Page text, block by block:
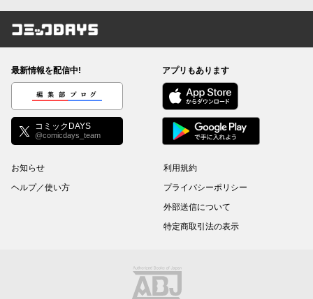
コミックDAYS
最新情報を配信中!
編集部ブログ
コミックDAYS
@comicdays_team
アプリもあります
お知らせ
ヘルプ／使い方
利用規約
プライバシーポリシー
外部送信について
特定商取引法の表示